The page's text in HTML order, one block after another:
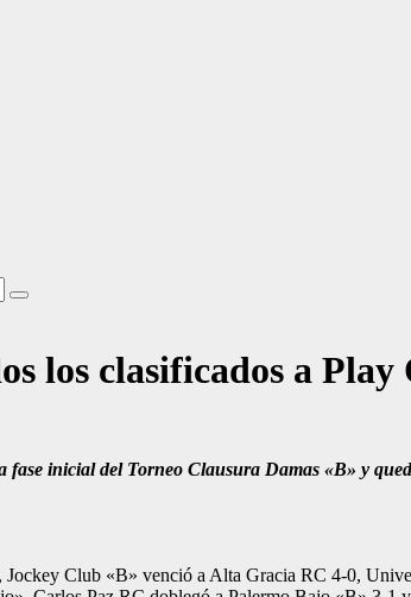
los clasificados a Play
fase inicial del Torneo Clausura Damas «B» y
Jockey Club «B» venció a Alta Gracia RC 4-0,